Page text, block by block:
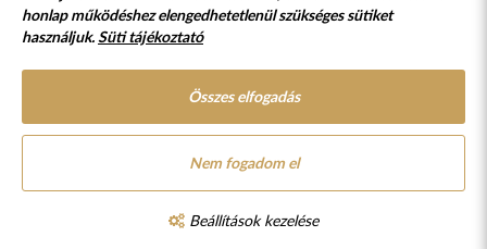
Jogi nyilatkozat
© 2017 - 2026 NÉPFŐISKOLA ALAPÍTVÁNY, LAKITELEK. MINDEN JOG
honlap működéshez elengedhetetlenül szükséges sütiket
használjuk.Süti tájékoztató
Összes elfogadás
Nem fogadom el
Beállítások kezelése